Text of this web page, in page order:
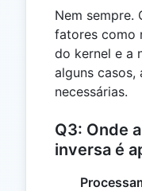
Nem sempre.
fatores como
do kernel e a
alguns casos,
necessárias.
Q3: Onde
inversa é